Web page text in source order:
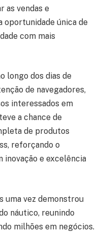
as vendas e
oportunidade única de
com mais
longo dos dias de
de navegadores,
interessados em
a chance de
de produtos
reforçando o
inovação e excelência
uma vez demonstrou
náutico, reunindo
milhões em negócios.